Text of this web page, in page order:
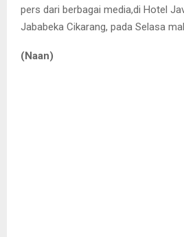
pers dari berbagai media,di Hotel
Jababeka Cikarang, pada Selasa
(Naan)